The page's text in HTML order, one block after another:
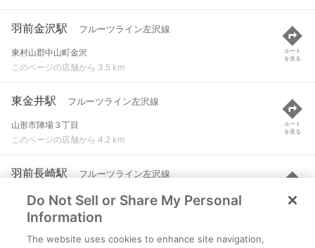
羽前金沢駅 フルーツライン左沢線
東村山郡中山町金沢
このページの店舗から 3.5 km
ルート
を見る
東金井駅 フルーツライン左沢線
山形市陣場３丁目
このページの店舗から 4.2 km
ルート
を見る
羽前長崎駅 フルーツライン左沢線
東村山郡中山町長崎
このページの店舗から 4.8 km
ルート
を見る
Do Not Sell or Share My Personal
Information
The website uses cookies to enhance site navigation,